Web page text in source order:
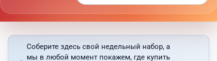
Соберите здесь свой недельный набор, а
мы в любой момент покажем, где купить